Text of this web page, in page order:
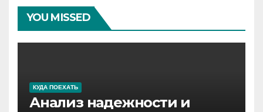
YOU MISSED
КУДА ПОЕХАТЬ
Анализ надежности и